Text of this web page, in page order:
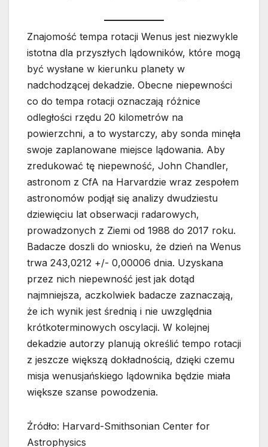
Znajomość tempa rotacji Wenus jest niezwykle
istotna dla przyszłych lądowników, które mogą
być wysłane w kierunku planety w
nadchodzącej dekadzie. Obecne niepewności
co do tempa rotacji oznaczają różnice
odległości rzędu 20 kilometrów na
powierzchni, a to wystarczy, aby sonda minęła
swoje zaplanowane miejsce lądowania. Aby
zredukować tę niepewność, John Chandler,
astronom z CfA na Harvardzie wraz zespołem
astronomów podjął się analizy dwudziestu
dziewięciu lat obserwacji radarowych,
prowadzonych z Ziemi od 1988 do 2017 roku.
Badacze doszli do wniosku, że dzień na Wenus
trwa 243,0212 +/- 0,00006 dnia. Uzyskana
przez nich niepewność jest jak dotąd
najmniejsza, aczkolwiek badacze zaznaczają,
że ich wynik jest średnią i nie uwzględnia
krótkoterminowych oscylacji. W kolejnej
dekadzie autorzy planują określić tempo rotacji
z jeszcze większą dokładnością, dzięki czemu
misja wenusjańskiego lądownika będzie miała
większe szanse powodzenia.
Źródło: Harvard-Smithsonian Center for
Astrophysics